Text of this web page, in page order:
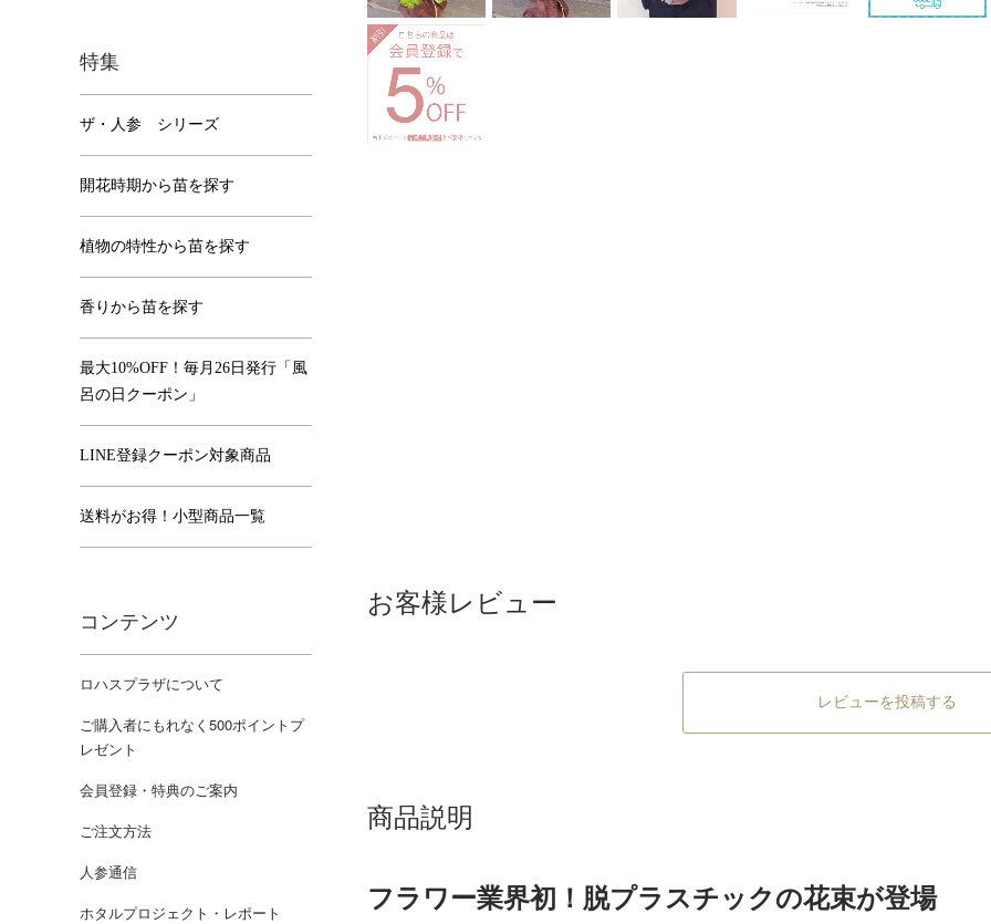
お客様レビュー
レビューを投稿する
商品説明
フラワー業界初！脱プラスチックの花束が登場
特集
ザ・人参 シリーズ
開花時期から苗を探す
植物の特性から苗を探す
香りから苗を探す
最大10%OFF！毎月26日発行「風
呂の日クーポン」
LINE登録クーポン対象商品
送料がお得！小型商品一覧
コンテンツ
ロハスプラザについて
ご購入者にもれなく500ポイントプ
レゼント
会員登録・特典のご案内
ご注文方法
人参通信
ホタルプロジェクト・レポート